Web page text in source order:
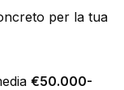
per la tua
€50.000-